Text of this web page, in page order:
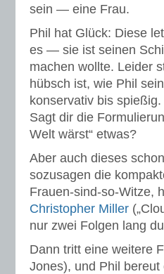
sein — eine Frau.
Phil hat Glück: Diese
es — sie ist seinen
machen wollte. Leider
hübsch ist, wie Phil
konservativ bis
Sagt dir die
Welt wärst“ etwas?
Aber auch dieses
sozusagen die
Frauen-sind-so-Witze,
Christopher Miller
nur zwei Folgen lang
Dann tritt eine weitere
Jones), und Phil